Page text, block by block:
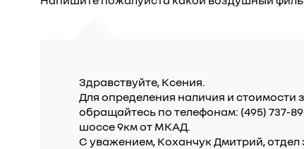
Здравствуйте, Ксения.
Для определения наличия и
обращайтесь по телефонам: (495) 737-
шоссе 9км от МКАД.
С уважением, Коханчук Дмитрий, отдел